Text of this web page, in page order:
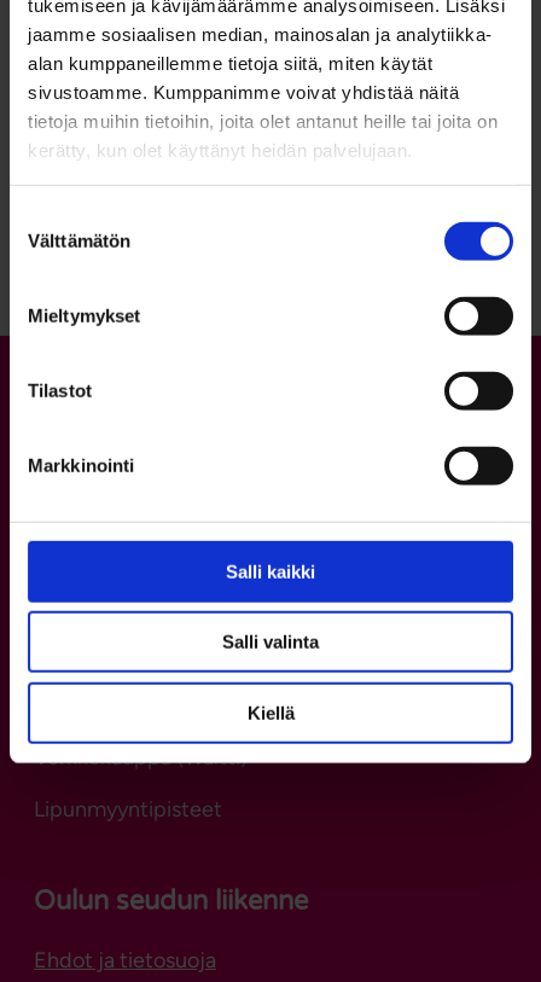
tukemiseen ja kävijämäärämme analysoimiseen. Lisäksi
jaamme sosiaalisen median, mainosalan ja analytiikka-
alan kumppaneillemme tietoja siitä, miten käytät
sivustoamme. Kumppanimme voivat yhdistää näitä
tietoja muihin tietoihin, joita olet antanut heille tai joita on
kerätty, kun olet käyttänyt heidän palvelujaan.
valinta
Välttämätön
Mieltymykset
Tilastot
Markkinointi
Salli kaikki
Salli valinta
Kiellä
p. 08 5584 0400
Verkkokauppa (Waltti)
Lipunmyyntipisteet
Oulun seudun liikenne
Ehdot ja tietosuoja